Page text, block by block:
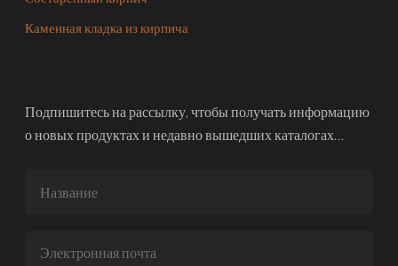
Каменная кладка из кирпича
Подпишитесь на рассылку, чтобы получать информацию
о новых продуктах и недавно вышедших каталогах…